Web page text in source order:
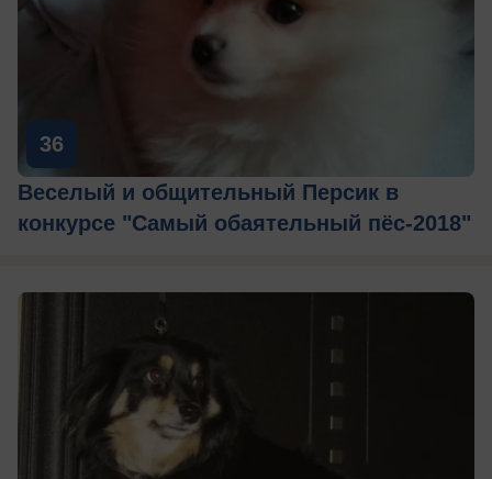
36
Веселый и общительный Персик в
конкурсе "Самый обаятельный пёс-2018"